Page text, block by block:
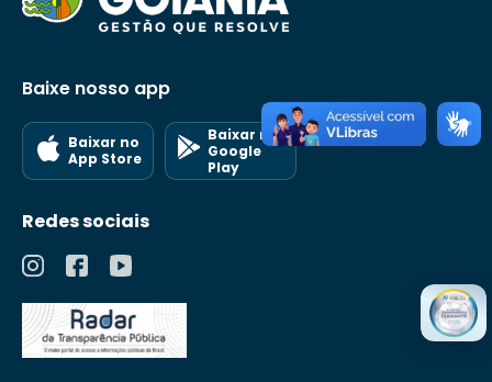
Baixe nosso app
Baixar no
App Store
Baixar no
Google
Play
Redes sociais